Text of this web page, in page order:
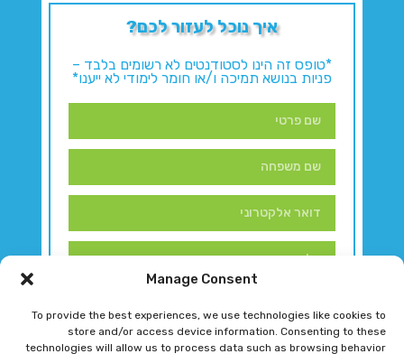
Manage Consent
To provide the best experiences, we use technologies like cookies to
store and/or access device information. Consenting to these
technologies will allow us to process data such as browsing behavior
איך נוכל לעזור לכם?
*טופס זה הינו לסטודנטים לא רשומים בלבד –
פניות בנושא תמיכה ו/או חומר לימודי לא ייענו*